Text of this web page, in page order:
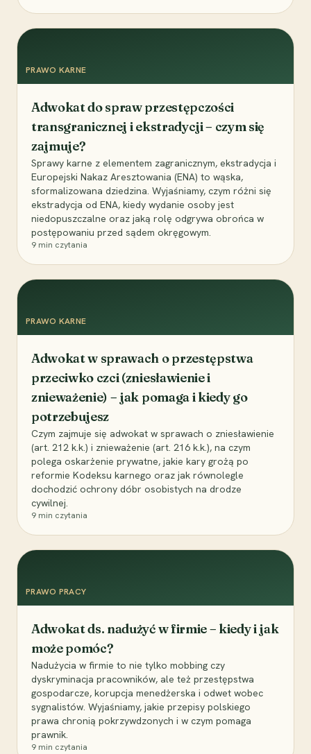
PRAWO KARNE
Adwokat do spraw przestępczości
transgranicznej i ekstradycji – czym się
zajmuje?
Sprawy karne z elementem zagranicznym, ekstradycja i
Europejski Nakaz Aresztowania (ENA) to wąska,
sformalizowana dziedzina. Wyjaśniamy, czym różni się
ekstradycja od ENA, kiedy wydanie osoby jest
niedopuszczalne oraz jaką rolę odgrywa obrońca w
postępowaniu przed sądem okręgowym.
9 min czytania
PRAWO KARNE
Adwokat w sprawach o przestępstwa
przeciwko czci (zniesławienie i
znieważenie) – jak pomaga i kiedy go
potrzebujesz
Czym zajmuje się adwokat w sprawach o zniesławienie
(art. 212 k.k.) i znieważenie (art. 216 k.k.), na czym
polega oskarżenie prywatne, jakie kary grożą po
reformie Kodeksu karnego oraz jak równolegle
dochodzić ochrony dóbr osobistych na drodze
cywilnej.
9 min czytania
PRAWO PRACY
Adwokat ds. nadużyć w firmie – kiedy i jak
może pomóc?
Nadużycia w firmie to nie tylko mobbing czy
dyskryminacja pracowników, ale też przestępstwa
gospodarcze, korupcja menedżerska i odwet wobec
sygnalistów. Wyjaśniamy, jakie przepisy polskiego
prawa chronią pokrzywdzonych i w czym pomaga
prawnik.
9 min czytania